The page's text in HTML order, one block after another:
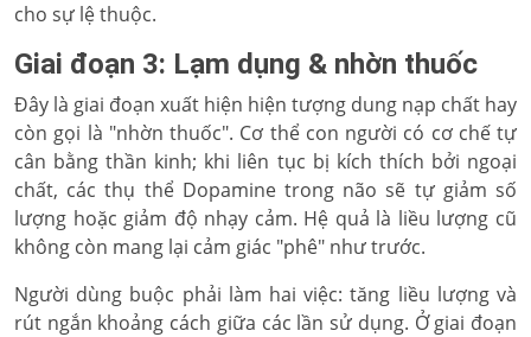
cho sự lệ thuộc.
Giai đoạn 3: Lạm dụng & nhờn thuốc
Đây là giai đoạn xuất hiện hiện tượng dung nạp chất hay
còn gọi là "nhờn thuốc". Cơ thể con người có cơ chế tự
cân bằng thần kinh; khi liên tục bị kích thích bởi ngoại
chất, các thụ thể Dopamine trong não sẽ tự giảm số
lượng hoặc giảm độ nhạy cảm. Hệ quả là liều lượng cũ
không còn mang lại cảm giác "phê" như trước.
Người dùng buộc phải làm hai việc: tăng liều lượng và
rút ngắn khoảng cách giữa các lần sử dụng. Ở giai đoạn